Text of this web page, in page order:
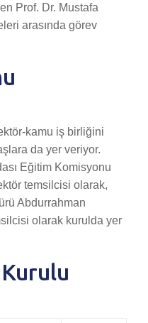
Prof. Dr. Mustafa
arasında görev
kamu iş birliğini
da yer veriyor.
Eğitim Komisyonu
temsilcisi olarak,
Abdurrahman
olarak kurulda yer